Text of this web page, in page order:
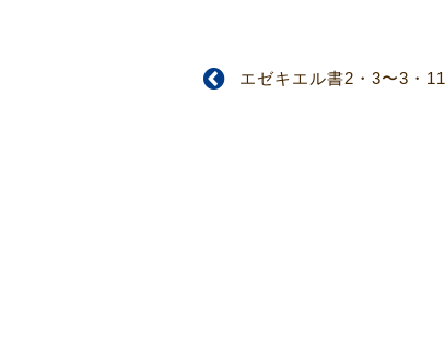
エゼキエル書2・3〜3・11